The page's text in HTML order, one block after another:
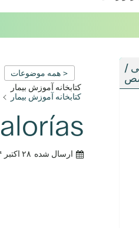
/
< همه موضوعات
کتابخانه آموزش بیمار
کتابخانه آموزش بیمار
ارسال شده ۲۸ اکتبر ۲۰۲۴